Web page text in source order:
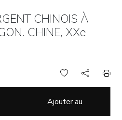
CHINOIS À
CHINE, XXe
Ajouter au